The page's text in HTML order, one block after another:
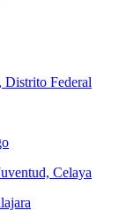
Distrito Federal
Celaya